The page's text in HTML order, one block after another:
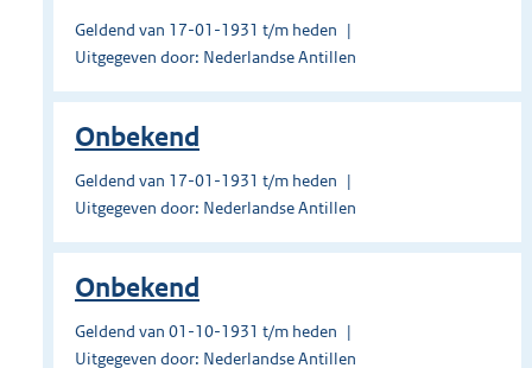
Geldend van 17-01-1931 t/m heden
Uitgegeven door: Nederlandse Antillen
Onbekend
Geldend van 17-01-1931 t/m heden
Uitgegeven door: Nederlandse Antillen
Onbekend
Geldend van 01-10-1931 t/m heden
Uitgegeven door: Nederlandse Antillen